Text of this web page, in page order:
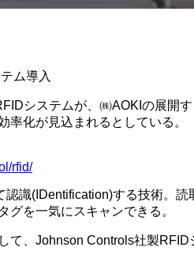
ム導入
システムが、㈱AOKIの展開
率化が見込まれるとしている。
rfid/
識(IDentification)する技術。
グを一気にスキャンできる。
て、Johnson Controls社製